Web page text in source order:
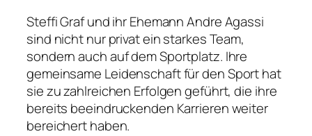
Steffi Graf und ihr Ehemann Andre Agassi
sind nicht nur privat ein starkes Team,
sondern auch auf dem Sportplatz. Ihre
gemeinsame Leidenschaft für den Sport hat
sie zu zahlreichen Erfolgen geführt, die ihre
bereits beeindruckenden Karrieren weiter
bereichert haben.